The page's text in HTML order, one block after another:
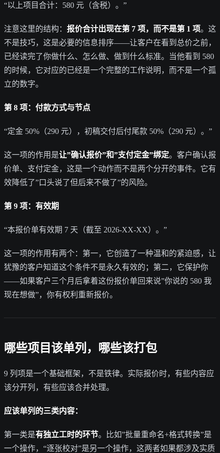
“以上项目合计：580 元（含税）。”
注意这里的结构： 报价合计出现在第 7 项，而不是第 1 项。这
不是技巧，这是必要的信息排序——让客户在看到总价之前，
已经读完了你做什么、怎么做、做到什么标准。当他看到 580
的时候，它对应的已经是一个完整的工作说明，而不是一个孤
立的数字。
第 8 项：付款方式与节点
“定金 50%（290 元），初稿交付后付尾款 50%（290 元）。”
这一项的作用是让”确认报价”和”支付定金”绑定。客户确认报
价单、支付定金，这是一个动作而不是两个分开的事件。它有
效降低了”口头说了但后来不做了”的风险。
第 9 项：有效期
“本报价单有效期 7 天（截至 2026-XX-XX）。”
这一项的作用有两个：第一，它创造了一种温和的紧迫感，让
犹豫的客户知道这个条件不是永久有效的；第二，它保护你
——如果客户三个月后拿着这份报价单回来说”你说的 580 我
现在想做”，你有权利重新报价。
哪些项目该单列，哪些该打包
9 列项是一个基础框架，不是铁律。实际报价时，有些内容应
该分开列，有些应该合并处理。
应该单列的三类内容：
第一类是有独立工时的环节。比如”批量重命名+格式转换”是
一个操作，“逐张校对”是另一个操作，这两者如果都涉及实质